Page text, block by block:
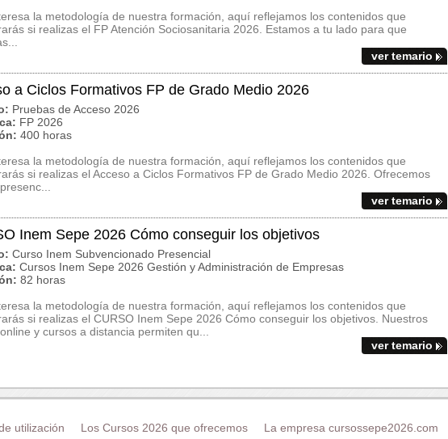
la metodología de nuestra formación, aquí reflejamos los contenidos que
si realizas el FP Atención Sociosanitaria 2026. Estamos a tu lado para que
ver temario
a Ciclos Formativos FP de Grado Medio 2026
Pruebas de Acceso 2026
FP 2026
400 horas
la metodología de nuestra formación, aquí reflejamos los contenidos que
si realizas el Acceso a Ciclos Formativos FP de Grado Medio 2026. Ofrecemos
ver temario
Inem Sepe 2026 Cómo conseguir los objetivos
Curso Inem Subvencionado Presencial
Cursos Inem Sepe 2026 Gestión y Administración de Empresas
82 horas
la metodología de nuestra formación, aquí reflejamos los contenidos que
si realizas el CURSO Inem Sepe 2026 Cómo conseguir los objetivos. Nuestros
y cursos a distancia permiten qu...
ver temario
utilización Los Cursos 2026 que ofrecemos La empresa cursossepe2026.com